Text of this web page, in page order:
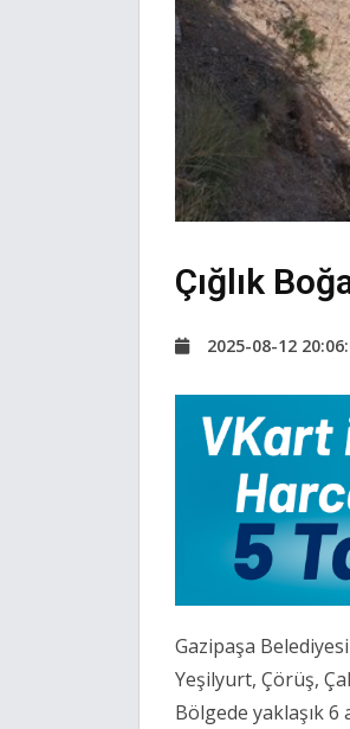
Çığlık
2025-08-12
Gazipaşa
Yeşilyurt, Çörüş,
Bölgede yaklaşık 6